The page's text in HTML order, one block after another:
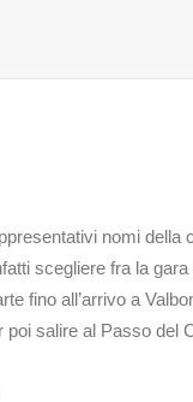
nomi della
scegliere fra la
fino all’arrivo a
salire al Passo del